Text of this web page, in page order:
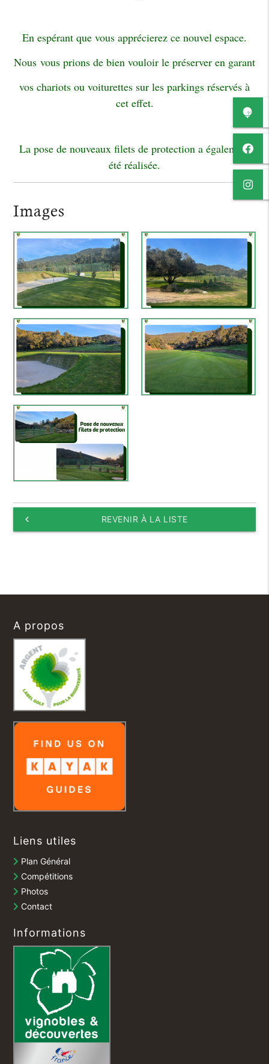
En espérant que vous apprécierez ce nouvel espace.
Nous vous prions de bien vouloir le préserver en garant
vos chariots ou voiturettes sur les parkings réservés à
cet effet.
La pose de nouveaux filets de protection a également
été réalisée.
Images
keyboard_arrow_left REVENIR À LA LISTE
A propos
Liens utiles
Plan Général
Compétitions
Photos
Contact
Informations